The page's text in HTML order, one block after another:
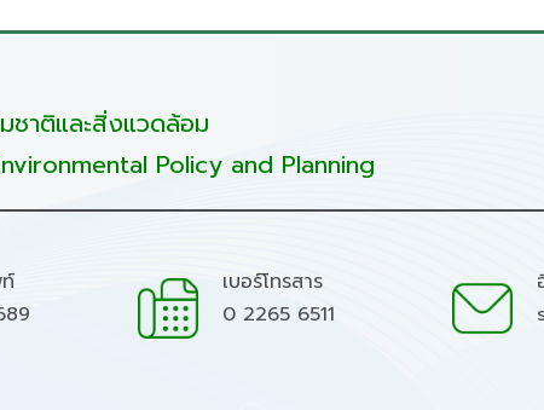
ชาติและสิ่งแวดล้อม
Policy and Planning
เบอร์โทรสาร
0 2265 6511